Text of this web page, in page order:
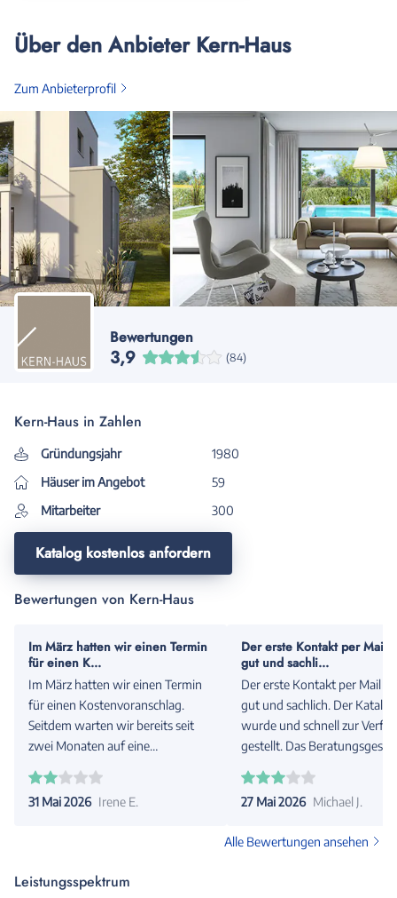
Über den Anbieter Kern-Haus
Zum Anbieterprofil
Bewertungen
3,9 (84)
Kern-Haus in Zahlen
Gründungsjahr
1980
Häuser im Angebot
59
Mitarbeiter
300
Katalog kostenlos anfordern
Bewertungen von Kern-Haus
Im März hatten wir einen Termin
für einen K...
Im März hatten wir einen Termin
für einen Kostenvoranschlag.
Seitdem warten wir bereits seit
zwei Monaten auf eine
wurde uns ein Rückruf zugesagt,
der jedoch bis heute nicht erfolgt
Absage oder Information hätten
31 Mai 2026 Irene E.
Der erste Kontakt per Mail
gut und sachli...
Der erste Kontakt per Mail
gut und sachlich. Der Katalog
wurde und schnell zur
gestellt. Das
uns sehr entgegen kam.
des Gesprächs traten leider
Musterhäusern aus dem
27 Mai 2026 Michael J.
Alle Bewertungen ansehen
Leistungsspektrum